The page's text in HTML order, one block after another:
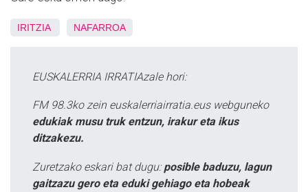
IRITZIA NAFARROA
EUSKALERRIA IRRATIAzale hori:
FM 98.3ko zein euskalerriairratia.eus webguneko
edukiak musu truk entzun, irakur eta ikus
ditzakezu.
Zuretzako eskari bat dugu: posible baduzu, lagun
gaitzazu gero eta eduki gehiago eta hobeak